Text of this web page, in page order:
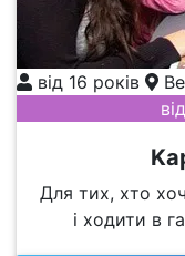
від 16 років
Для тих, хто
і ходити в